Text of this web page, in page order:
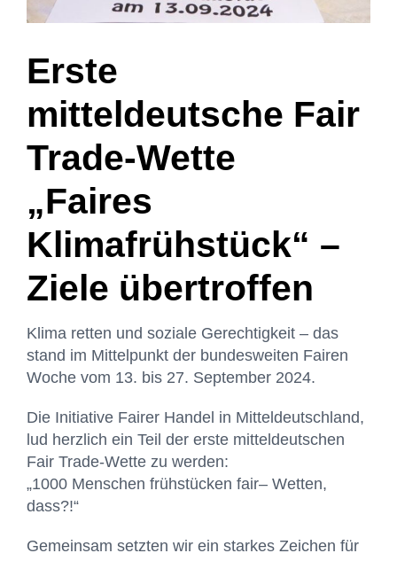
Erste
mitteldeutsche Fair
Trade-Wette
„Faires
Klimafrühstück“ –
Ziele übertroffen
Klima retten und soziale Gerechtigkeit – das
stand im Mittelpunkt der bundesweiten Fairen
Woche vom 13. bis 27. September 2024.
Die Initiative Fairer Handel in Mitteldeutschland,
lud herzlich ein Teil der erste mitteldeutschen
Fair Trade-Wette zu werden:
„1000 Menschen frühstücken fair– Wetten,
dass?!“
Gemeinsam setzten wir ein starkes Zeichen für